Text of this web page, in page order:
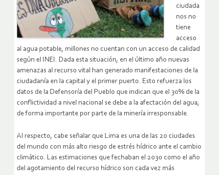
ciudada
nos no
tiene
acceso
al agua potable, millones no cuentan con un acceso de calidad
según el INEI. Dada esta situación, en el último año nuevas
amenazas al recurso vital han generado manifestaciones de la
ciudadanía en la capital y el primer puerto. Esto refuerza los
datos de la Defensoría del Pueblo que indican que el 30% de la
conflictividad a nivel nacional se debe a la afectación del agua,
de forma importante por parte de la minería irresponsable.
Al respecto, cabe señalar que Lima es una de las 20 ciudades
del mundo con más alto riesgo de estrés hídrico ante el cambio
climático. Las estimaciones que fechaban el 2030 como el año
del agotamiento del recurso hídrico son cada vez más